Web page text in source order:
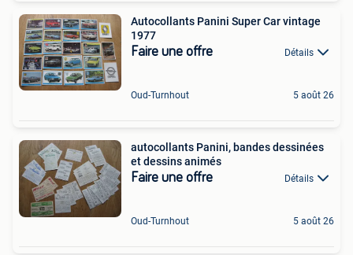
Autocollants Panini Super Car vintage
1977
Faire une offre Détails
Oud-Turnhout 5 août 26
autocollants Panini, bandes dessinées
et dessins animés
Faire une offre Détails
Oud-Turnhout 5 août 26